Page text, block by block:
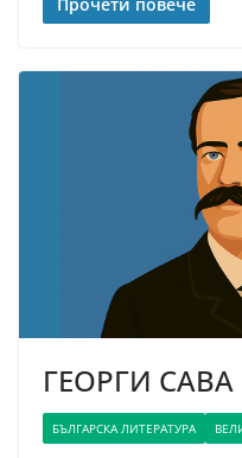
ГЕОРГИ
БЪЛГАРСКА ЛИТЕРАТУРА